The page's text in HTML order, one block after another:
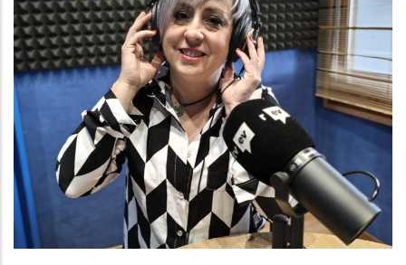
González, Gerent Del Consell
Comarcal
Altres
Medi
P. econòmica
Turisme